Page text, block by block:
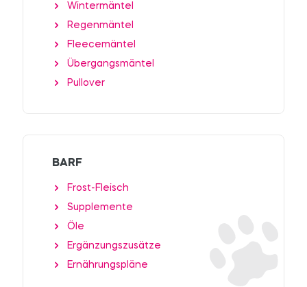
Wintermäntel
Regenmäntel
Fleecemäntel
Übergangsmäntel
Pullover
BARF
Frost-Fleisch
Supplemente
Öle
Ergänzungszusätze
Ernährungspläne